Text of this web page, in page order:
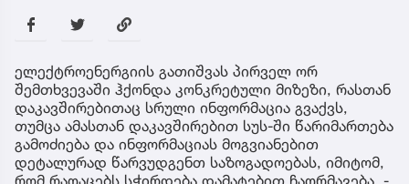
ელექტროენერგიის გათიშვას პირველ ორ
შემთხვევაში ჰქონდა კონკრეტული მიზეზი, რასთან
დაკავშირებითაც სრული ინფორმაცია გვაქვს,
თუმცა ამასთან დაკავშირებით სუს-ში წარიმართება
გამოძიება და ინფორმაციას მოგვიანებით
დეტალურად წარვუდგენთ საზოგადოებას, იმიტომ,